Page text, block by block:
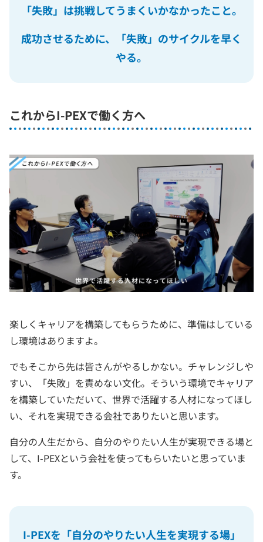
「失敗」は挑戦してうまくいかなかったこと。
成功させるために、「失敗」のサイクルを早く
やる。
これからI-PEXで働く方へ
楽しくキャリアを構築してもらうために、準備はしている
し環境はありますよ。
でもそこから先は皆さんがやるしかない。チャレンジしや
すい、「失敗」を責めない文化。そういう環境でキャリア
を構築していただいて、世界で活躍する人材になってほし
い、それを実現できる会社でありたいと思います。
自分の人生だから、自分のやりたい人生が実現できる場と
して、I-PEXという会社を使ってもらいたいと思っていま
す。
I-PEXを「自分のやりたい人生を実現する場」